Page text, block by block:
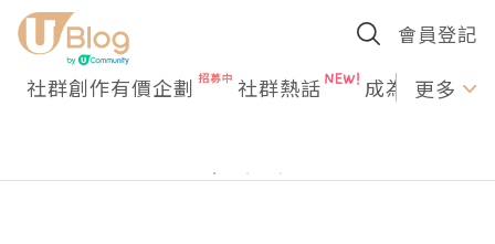
會員登記
社群創作有價企劃 社群熱話 成為U更多